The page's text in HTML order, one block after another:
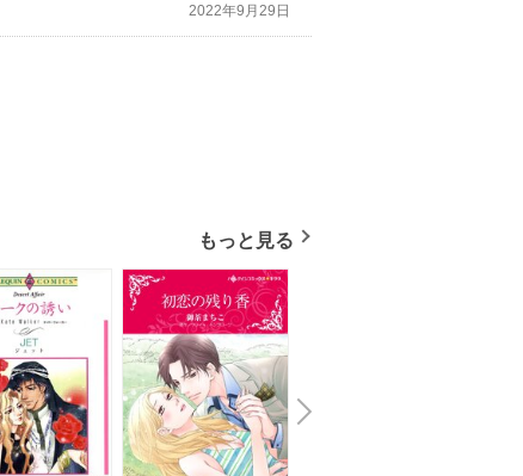
2022年9月29日
もっと見る
N
e
x
t